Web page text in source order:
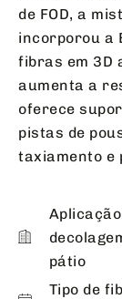
de FOD, a
incorporou a
fibras em 3D
aumenta a
oferece
pistas de
taxiamento e
pátio
Tipo de